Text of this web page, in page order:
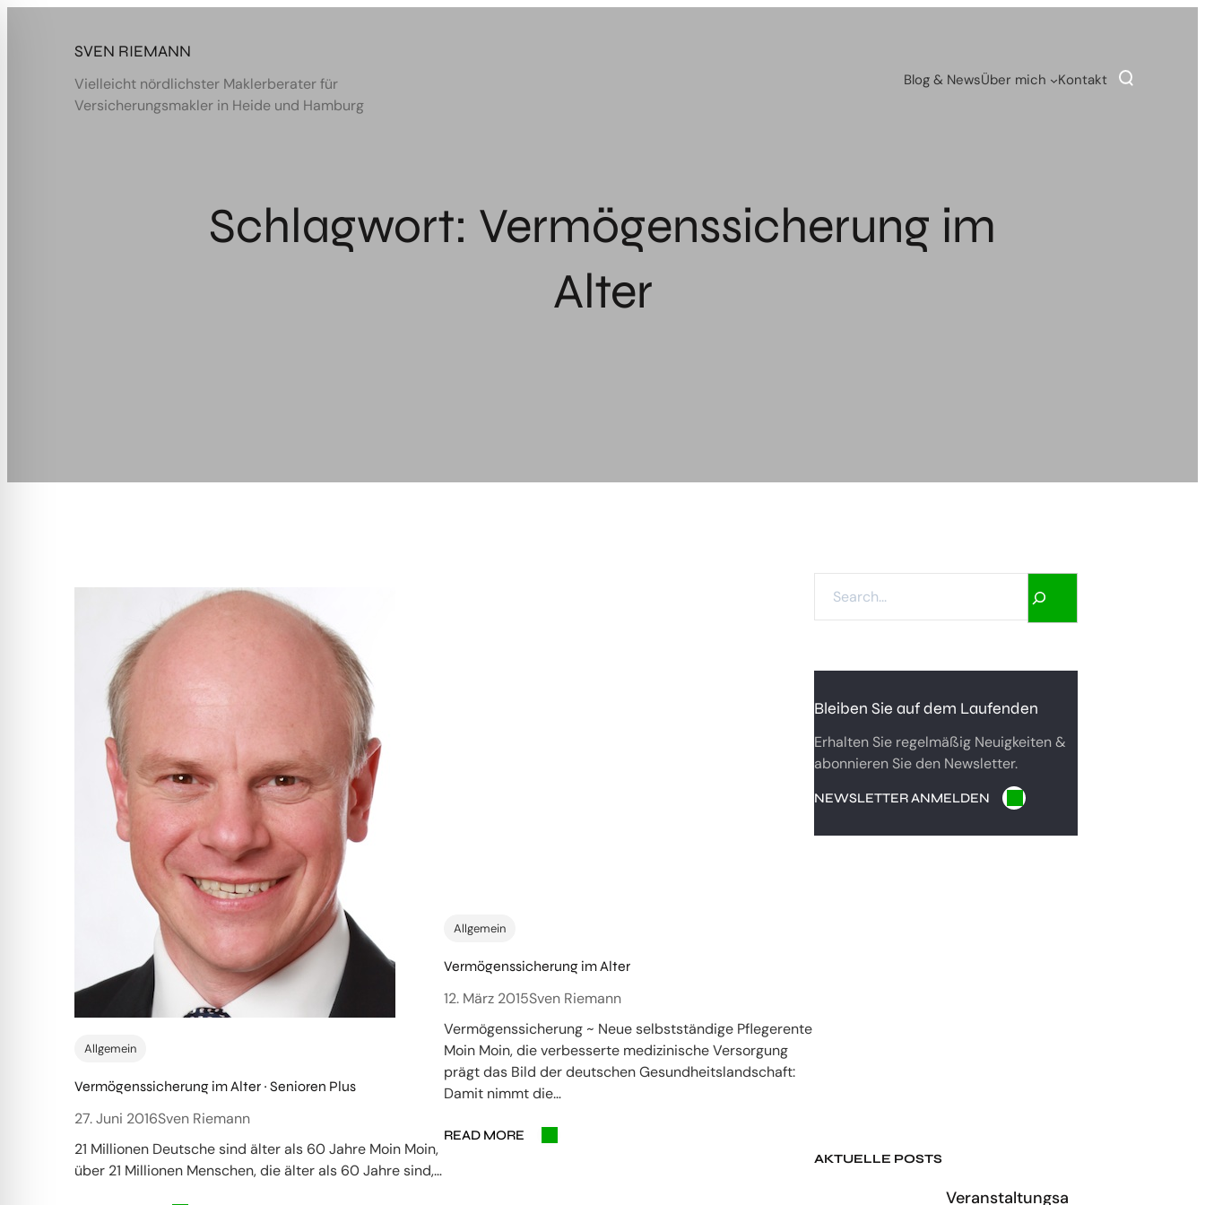
SVEN RIEMANN
Vielleicht nördlichster Maklerberater für
Versicherungsmakler in Heide und Hamburg
Blog & NewsÜber mich Kontakt
Schlagwort: Vermögenssicherung im
Alter
Allgemein
Vermögenssicherung im Alter ~ Senioren Plus
27. Juni 2016Sven Riemann
21 Millionen Deutsche sind älter als 60 Jahre Moin Moin,
über 21 Millionen Menschen, die älter als 60 Jahre sind,…
Allgemein
Vermögenssicherung im Alter
12. März 2015Sven Riemann
Vermögenssicherung ~ Neue selbstständige Pflegerente
Moin Moin, die verbesserte medizinische Versorgung
prägt das Bild der deutschen Gesundheitslandschaft:
Damit nimmt die…
READ MORE
A
C
Bleiben Sie auf dem Laufenden
Erhalten Sie regelmäßig Neuigkeiten &
abonnieren Sie den Newsletter.
NEWSLETTER ANMELDEN
AKTUELLE POSTS
Veranstaltungsa